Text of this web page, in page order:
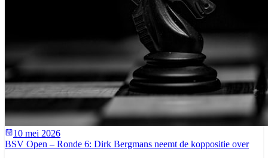
10 mei 2026
BSV Open – Ronde 6: Dirk Bergmans neemt de koppositie over